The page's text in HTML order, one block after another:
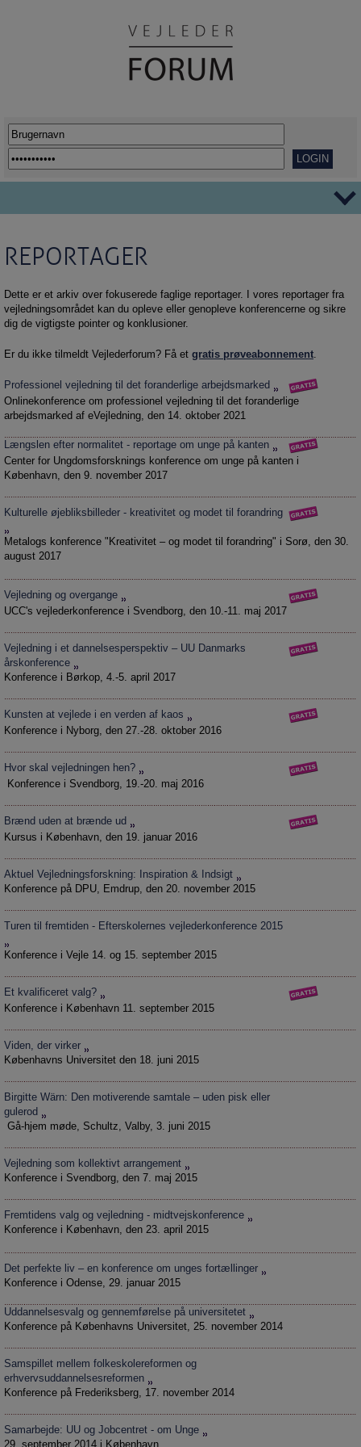
Ordblindhed
Her går det godt
Netværk
Intelligens
Uddannelser under corona
Vejledningsindsatsen under corona
Frafald
Veje til virkeligheden
Social mobilitet
Praksischok
Data og dialog
Borgeren i centrum
Pseudoarbejde
Hackschooling
Digitale kompetencer
Virksomheder
AFVEJE
VIDENSDELING
OM VEJLEDERFORUM
Abonnement
Tilmelding og prøveperiode
Abonnementspriser
Kontakt
Vilkår og betingelser
REPORTAGER
Dette er et arkiv over fokuserede faglige reportager. I vores reportager fra
vejledningsområdet kan du opleve eller genopleve konferencerne og sikre
dig de vigtigste pointer og konklusioner.
Er du ikke tilmeldt Vejlederforum? Få et gratis prøveabonnement.
Professionel vejledning til det foranderlige arbejdsmarked
Onlinekonference om professionel vejledning til det foranderlige
arbejdsmarked af eVejledning, den 14. oktober 2021
Længslen efter normalitet - reportage om unge på kanten
Center for Ungdomsforsknings konference om unge på kanten i
København, den 9. november 2017
Kulturelle øjebliksbilleder - kreativitet og modet til forandring
Metalogs konference "Kreativitet – og modet til forandring" i Sorø, den 30.
august 2017
Vejledning og overgange
UCC's vejlederkonference i Svendborg, den 10.-11. maj 2017
Vejledning i et dannelsesperspektiv – UU Danmarks
årskonference
Konference i Børkop, 4.-5. april 2017
Kunsten at vejlede i en verden af kaos
Konference i Nyborg, den 27.-28. oktober 2016
Hvor skal vejledningen hen?
Konference i Svendborg, 19.-20. maj 2016
Brænd uden at brænde ud
Kursus i København, den 19. januar 2016
Aktuel Vejledningsforskning: Inspiration & Indsigt
Konference på DPU, Emdrup, den 20. november 2015
Turen til fremtiden - Efterskolernes vejlederkonference 2015
Konference i Vejle 14. og 15. september 2015
Et kvalificeret valg?
Konference i København 11. september 2015
Viden, der virker
Københavns Universitet den 18. juni 2015
Birgitte Wärn: Den motiverende samtale – uden pisk eller
gulerod
Gå-hjem møde, Schultz, Valby, 3. juni 2015
Vejledning som kollektivt arrangement
Konference i Svendborg, den 7. maj 2015
Fremtidens valg og vejledning - midtvejskonference
Konference i København, den 23. april 2015
Det perfekte liv – en konference om unges fortællinger
Konference i Odense, 29. januar 2015
Uddannelsesvalg og gennemførelse på universitetet
Konference på Københavns Universitet, 25. november 2014
Samspillet mellem folkeskolereformen og
erhvervsuddannelsesreformen
Konference på Frederiksberg, 17. november 2014
Samarbejde: UU og Jobcentret - om Unge
29. september 2014 i København